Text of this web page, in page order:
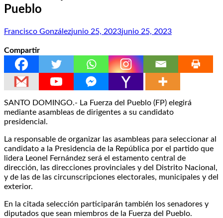
Pueblo
Francisco Gonzálezjunio 25, 2023junio 25, 2023
Compartir
SANTO DOMINGO.- La Fuerza del Pueblo (FP) elegirá
mediante asambleas de dirigentes a su candidato
presidencial.
La responsable de organizar las asambleas para seleccionar al
candidato a la Presidencia de la República por el partido que
lidera Leonel Fernández será el estamento central de
dirección, las direcciones provinciales y del Distrito Nacional,
y de las de las circunscripciones electorales, municipales y del
exterior.
En la citada selección participarán también los senadores y
diputados que sean miembros de la Fuerza del Pueblo.